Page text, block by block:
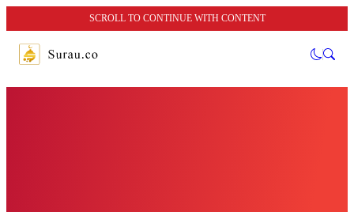
SCROLL TO CONTINUE WITH CONTENT